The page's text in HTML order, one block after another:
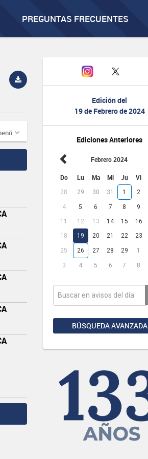
PREGUNTAS FRECUENTES
Edición del
19 de Febrero de 2024
Ediciones Anteriores
Febrero 2024
Do Lu Ma Mi Ju Vi
28 29 30 31 1 2
4 5 6 7 8 9
11
12 13 14 15 16
18
19 20 21 22 23
25 26 27 28 29 1
3 4 5 6 7 8
BÚSQUEDA AVANZADA